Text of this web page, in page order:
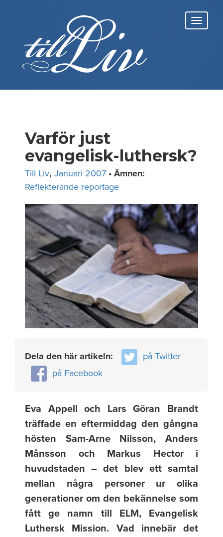
Varför just
evangelisk-luthersk?
Till Liv, Januari 2007 • Ämnen:
Reflekterande reportage
Dela den här artikeln:
på Twitter
på Facebook
Eva Appell och Lars Göran Brandt
träffade en eftermiddag den gångna
hösten Sam-Arne Nilsson, Anders
Månsson och Markus Hector i
huvudstaden – det blev ett samtal
mellan några personer ur olika
generationer om den bekännelse som
fått ge namn till ELM, Evangelisk
Luthersk Mission. Vad innebär det